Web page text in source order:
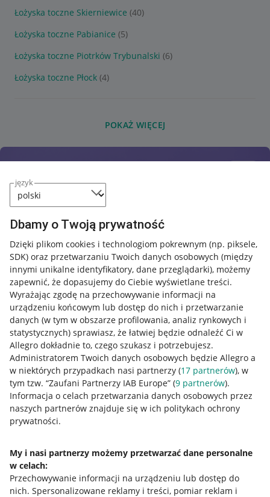
język
Dbamy o Twoją prywatność
Dzięki plikom cookies i technologiom pokrewnym (np. piksele,
SDK) oraz przetwarzaniu Twoich danych osobowych (między
innymi unikalne identyfikatory, dane przeglądarki), możemy
zapewnić, że dopasujemy do Ciebie wyświetlane treści.
Wyrażając zgodę na przechowywanie informacji na
urządzeniu końcowym lub dostęp do nich i przetwarzanie
danych (w tym w obszarze profilowania, analiz rynkowych i
statystycznych) sprawiasz, że łatwiej będzie odnaleźć Ci w
Allegro dokładnie to, czego szukasz i potrzebujesz.
Administratorem Twoich danych osobowych będzie Allegro a
w niektórych przypadkach nasi partnerzy (17 partnerów), w
tym tzw. “Zaufani Partnerzy IAB Europe” (9 partnerów).
Informacja o celach przetwarzania danych osobowych przez
naszych partnerów znajduje się w ich politykach ochrony
prywatności.
My i nasi partnerzy możemy przetwarzać dane personalne
w celach:
Przechowywanie informacji na urządzeniu lub dostęp do
nich. Spersonalizowane reklamy i treści, pomiar reklam i
Łożyska toczne Skierniewice (40)
Łożyska toczne Pabianice (5)
Łożyska toczne Piotrków Trybunalski (6)
Łożyska toczne Płock (4)
POKAŻ WIĘCEJ
Przydatne informacje
Jak to działa
Allegro Gadane dla sprzedających
Allegro Gadane dla kupujących